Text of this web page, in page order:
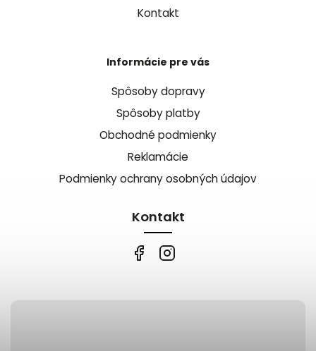
Kontakt
Informácie pre vás
Spôsoby dopravy
Spôsoby platby
Obchodné podmienky
Reklamácie
Podmienky ochrany osobných údajov
Kontakt